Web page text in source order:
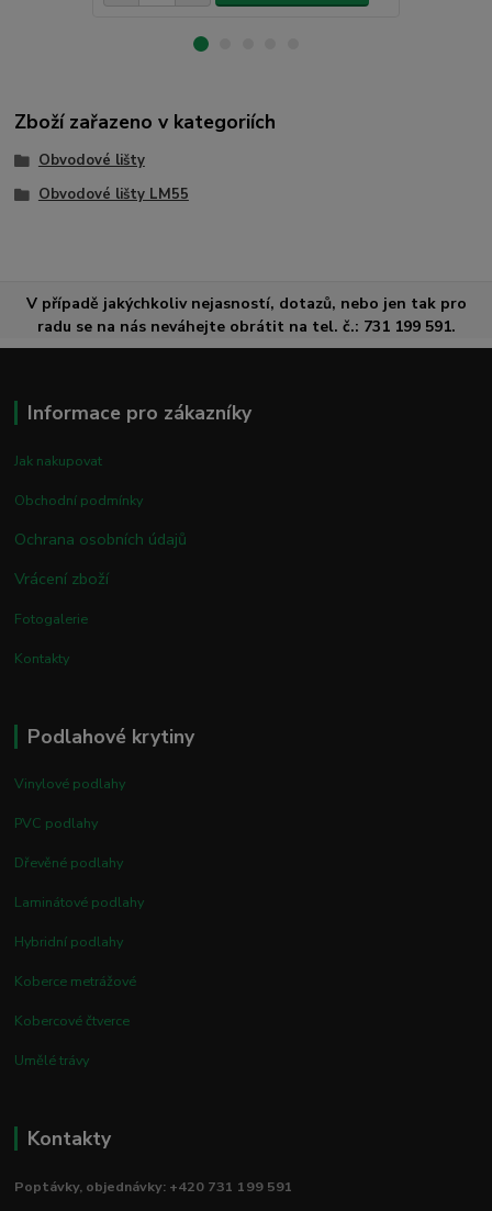
Zboží zařazeno v kategoriích
Obvodové lišty
Obvodové lišty LM55
V případě jakýchkoliv nejasností, dotazů, nebo jen tak pro
radu se na nás neváhejte obrátit na tel. č.: 731 199 591.
Informace pro zákazníky
Jak nakupovat
Obchodní podmínky
Ochrana osobních údajů
Vrácení zboží
Fotogalerie
Kontakty
Podlahové krytiny
Vinylové podlahy
PVC podlahy
Dřevěné podlahy
Laminátové podlahy
Hybridní podlahy
Koberce metrážové
Kobercové čtverce
Umělé trávy
Kontakty
Poptávky, objednávky: +420 731 199 591